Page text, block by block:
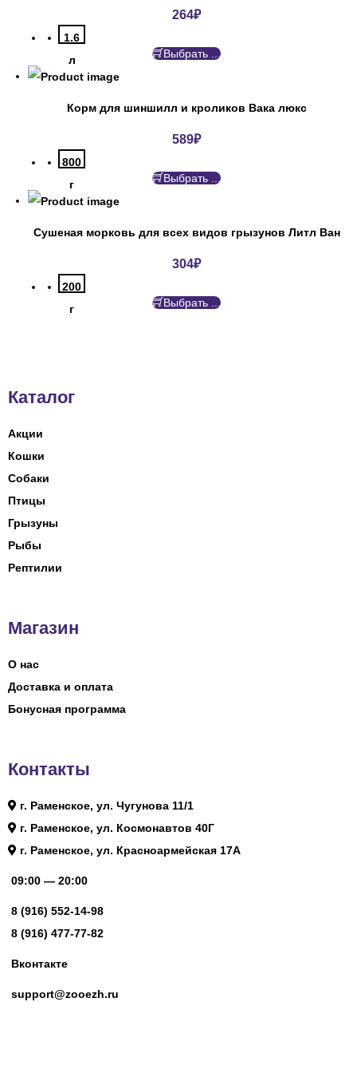
264₽
1.6
л
Выбрать ...
Корм для шиншилл и кроликов Вака люкс
589₽
800
г
Выбрать ...
Сушеная морковь для всех видов грызунов Литл Ван
304₽
200
г
Выбрать ...
Каталог
Акции
Кошки
Собаки
Птицы
Грызуны
Рыбы
Рептилии
Магазин
О нас
Доставка и оплата
Бонусная программа
Контакты
г. Раменское, ул. Чугунова 11/1
г. Раменское, ул. Космонавтов 40Г
г. Раменское, ул. Красноармейская 17А
09:00 — 20:00
8 (916) 552-14-98
8 (916) 477-77-82
Вконтакте
support@zooezh.ru